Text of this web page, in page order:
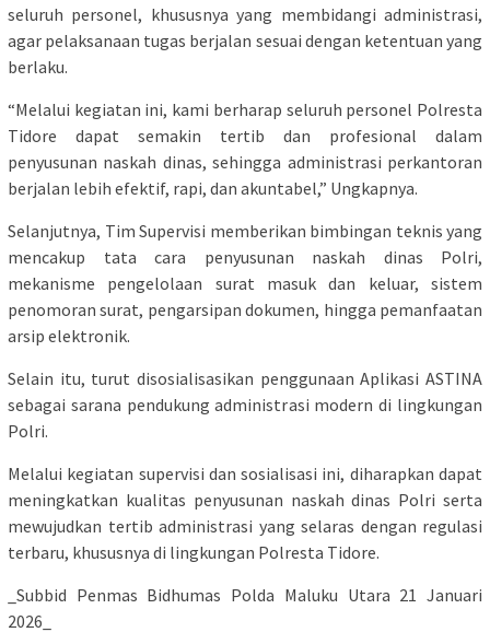
seluruh personel, khususnya yang membidangi administrasi,
agar pelaksanaan tugas berjalan sesuai dengan ketentuan yang
berlaku.
“Melalui kegiatan ini, kami berharap seluruh personel Polresta
Tidore dapat semakin tertib dan profesional dalam
penyusunan naskah dinas, sehingga administrasi perkantoran
berjalan lebih efektif, rapi, dan akuntabel,” Ungkapnya.
Selanjutnya, Tim Supervisi memberikan bimbingan teknis yang
mencakup tata cara penyusunan naskah dinas Polri,
mekanisme pengelolaan surat masuk dan keluar, sistem
penomoran surat, pengarsipan dokumen, hingga pemanfaatan
arsip elektronik.
Selain itu, turut disosialisasikan penggunaan Aplikasi ASTINA
sebagai sarana pendukung administrasi modern di lingkungan
Polri.
Melalui kegiatan supervisi dan sosialisasi ini, diharapkan dapat
meningkatkan kualitas penyusunan naskah dinas Polri serta
mewujudkan tertib administrasi yang selaras dengan regulasi
terbaru, khususnya di lingkungan Polresta Tidore.
_Subbid Penmas Bidhumas Polda Maluku Utara 21 Januari
2026_